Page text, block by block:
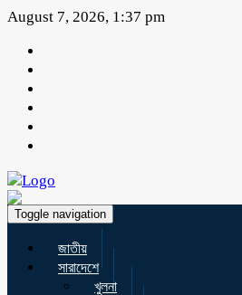
August 7, 2026, 1:37 pm
Toggle navigation
জাতীয়
সারাদেশে
খুলনা